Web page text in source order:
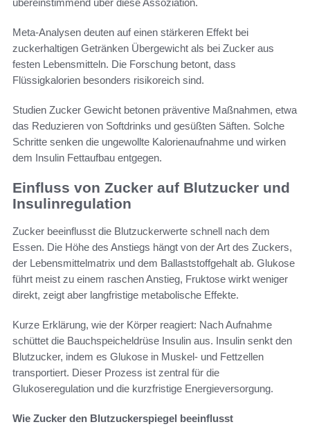
Meta-Analysen deuten auf einen stärkeren Effekt bei
zuckerhaltigen Getränken Übergewicht als bei Zucker aus
festen Lebensmitteln. Die Forschung betont, dass
Flüssigkalorien besonders risikoreich sind.
Studien Zucker Gewicht betonen präventive Maßnahmen, etwa
das Reduzieren von Softdrinks und gesüßten Säften. Solche
Schritte senken die ungewollte Kalorienaufnahme und wirken
dem Insulin Fettaufbau entgegen.
Einfluss von Zucker auf Blutzucker und
Insulinregulation
Zucker beeinflusst die Blutzuckerwerte schnell nach dem
Essen. Die Höhe des Anstiegs hängt von der Art des Zuckers,
der Lebensmittelmatrix und dem Ballaststoffgehalt ab. Glukose
führt meist zu einem raschen Anstieg, Fruktose wirkt weniger
direkt, zeigt aber langfristige metabolische Effekte.
Kurze Erklärung, wie der Körper reagiert: Nach Aufnahme
schüttet die Bauchspeicheldrüse Insulin aus. Insulin senkt den
Blutzucker, indem es Glukose in Muskel- und Fettzellen
transportiert. Dieser Prozess ist zentral für die
Glukoseregulation und die kurzfristige Energieversorgung.
Wie Zucker den Blutzuckerspiegel beeinflusst